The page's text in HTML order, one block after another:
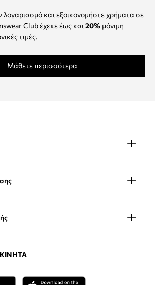
λογαριασμό και εξοικονομήστε χρήματα σε
Club έχετε έως και 20% μόνιμη
τιμές.
Μάθετε περισσότερα